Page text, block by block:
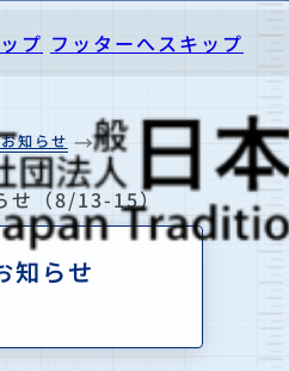
プ フッターへスキップ
知らせ
せ（8/13-15）
知らせ